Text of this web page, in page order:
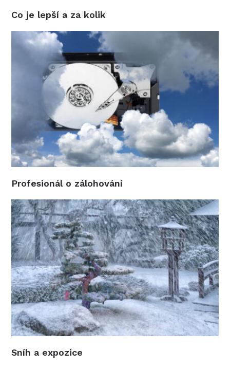
Co je lepší a za kolik
Profesionál o zálohování
Sníh a expozice